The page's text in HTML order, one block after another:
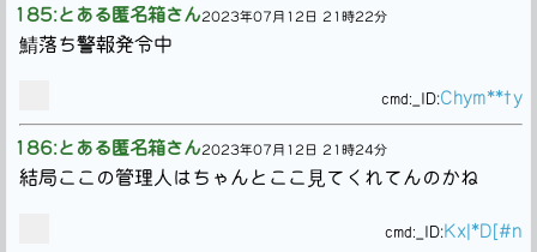
185:とある匿名箱さん2023年07月12日 21時22分
鯖落ち警報発令中
cmd: _ID:Chym**ty
186:とある匿名箱さん2023年07月12日 21時24分
結局ここの管理人はちゃんとここ見てくれてんのかね
cmd: _ID:Kx|*D[#n